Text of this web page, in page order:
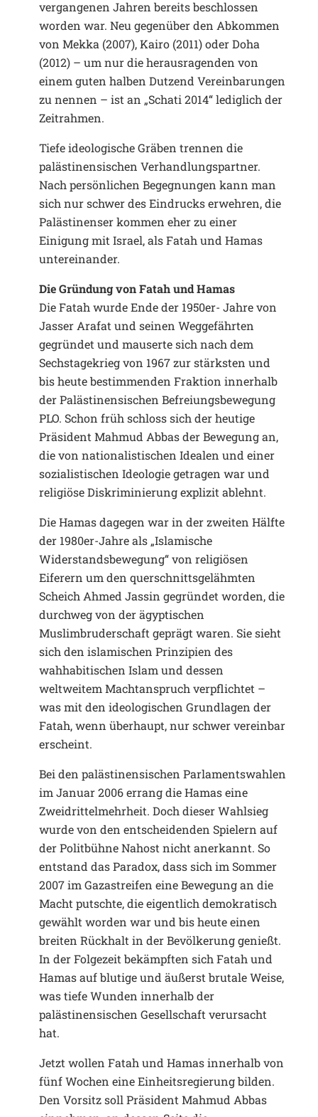
vergangenen Jahren bereits beschlossen
worden war. Neu gegenüber den Abkommen
von Mekka (2007), Kairo (2011) oder Doha
(2012) – um nur die herausragenden von
einem guten halben Dutzend Vereinbarungen
zu nennen – ist an „Schati 2014“ lediglich der
Zeitrahmen.
Tiefe ideologische Gräben trennen die
palästinensischen Verhandlungspartner.
Nach persönlichen Begegnungen kann man
sich nur schwer des Eindrucks erwehren, die
Palästinenser kommen eher zu einer
Einigung mit Israel, als Fatah und Hamas
untereinander.
Die Gründung von Fatah und Hamas
Die Fatah wurde Ende der 1950er- Jahre von
Jasser Arafat und seinen Weggefährten
gegründet und mauserte sich nach dem
Sechstagekrieg von 1967 zur stärksten und
bis heute bestimmenden Fraktion innerhalb
der Palästinensischen Befreiungsbewegung
PLO. Schon früh schloss sich der heutige
Präsident Mahmud Abbas der Bewegung an,
die von nationalistischen Idealen und einer
sozialistischen Ideologie getragen war und
religiöse Diskriminierung explizit ablehnt.
Die Hamas dagegen war in der zweiten Hälfte
der 1980er-Jahre als „Islamische
Widerstandsbewegung“ von religiösen
Eiferern um den querschnittsgelähmten
Scheich Ahmed Jassin gegründet worden, die
durchweg von der ägyptischen
Muslimbruderschaft geprägt waren. Sie sieht
sich den islamischen Prinzipien des
wahhabitischen Islam und dessen
weltweitem Machtanspruch verpflichtet –
was mit den ideologischen Grundlagen der
Fatah, wenn überhaupt, nur schwer vereinbar
erscheint.
Bei den palästinensischen Parlamentswahlen
im Januar 2006 errang die Hamas eine
Zweidrittelmehrheit. Doch dieser Wahlsieg
wurde von den entscheidenden Spielern auf
der Politbühne Nahost nicht anerkannt. So
entstand das Paradox, dass sich im Sommer
2007 im Gazastreifen eine Bewegung an die
Macht putschte, die eigentlich demokratisch
gewählt worden war und bis heute einen
breiten Rückhalt in der Bevölkerung genießt.
In der Folgezeit bekämpften sich Fatah und
Hamas auf blutige und äußerst brutale Weise,
was tiefe Wunden innerhalb der
palästinensischen Gesellschaft verursacht
hat.
Jetzt wollen Fatah und Hamas innerhalb von
fünf Wochen eine Einheitsregierung bilden.
Den Vorsitz soll Präsident Mahmud Abbas